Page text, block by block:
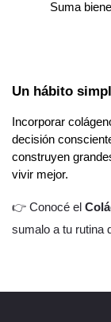
Suma
Un hábito
Incorporar
decisión
construyen
vivir mejor.
👉 Conocé el
sumalo a tu rutina